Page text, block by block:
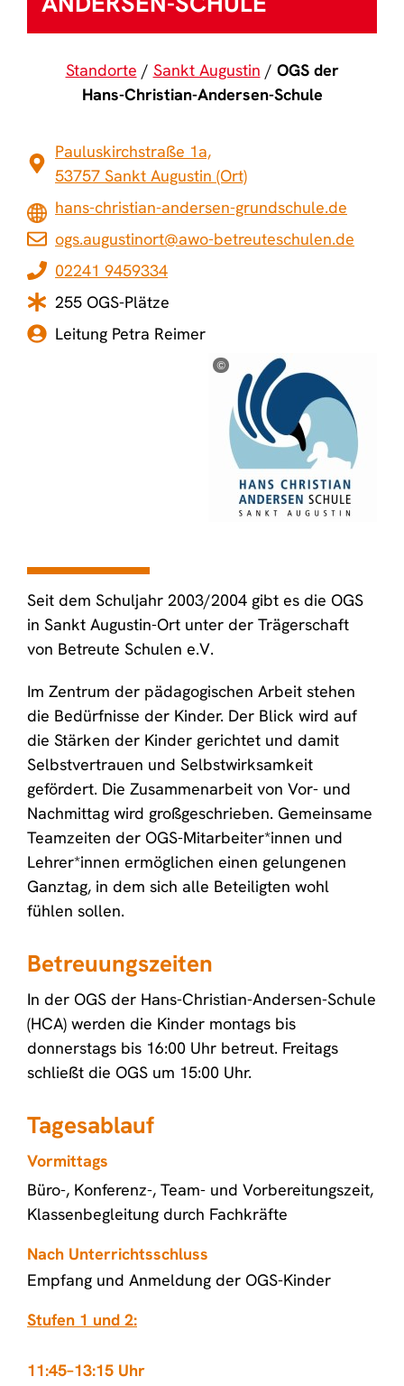
Standorte Sankt Augustin
OGS der
Hans-Christian-Andersen-Schule
Pauluskirchstraße 1a,
53757 Sankt Augustin (Ort)
hans-christian-andersen-grundschule.de
ogs.augustinort@awo-betreuteschulen.de
02241 9459334
255 OGS-Plätze
Leitung Petra Reimer
©
Seit dem Schuljahr 2003/2004 gibt es die OGS
in Sankt Augustin-Ort unter der Trägerschaft
von Betreute Schulen e.V.
Im Zentrum der pädagogischen Arbeit stehen
die Bedürfnisse der Kinder. Der Blick wird auf
die Stärken der Kinder gerichtet und damit
Selbstvertrauen und Selbstwirksamkeit
gefördert. Die Zusammenarbeit von Vor- und
Nachmittag wird großgeschrieben. Gemeinsame
Teamzeiten der OGS-Mitarbeiter*innen und
Lehrer*innen ermöglichen einen gelungenen
Ganztag, in dem sich alle Beteiligten wohl
fühlen sollen.
Betreuungszeiten
In der OGS der Hans-Christian-Andersen-Schule
(HCA) werden die Kinder montags bis
donnerstags bis 16:00 Uhr betreut. Freitags
schließt die OGS um 15:00 Uhr.
Tagesablauf
Vormittags
Büro-, Konferenz-, Team- und Vorbereitungszeit,
Klassenbegleitung durch Fachkräfte
Nach Unterrichtsschluss
Empfang und Anmeldung der OGS-Kinder
Stufen 1 und 2:
11:45–13:15 Uhr